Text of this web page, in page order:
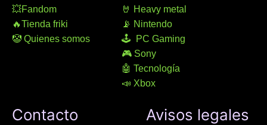
💥Fandom
🔥Tienda friki
🤡 Quienes somos
🤘 Heavy metal
📡 Nintendo
🕹 PC Gaming
🎮 Sony
🤖 Tecnología
📣 Xbox
Contacto Avisos legales